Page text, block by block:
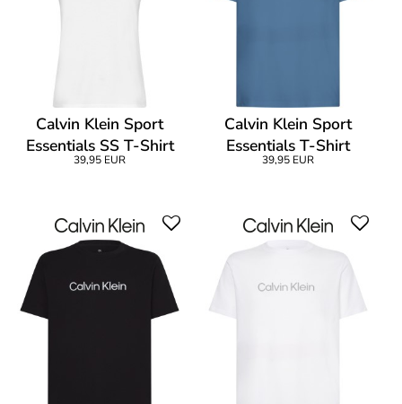
Calvin Klein Sport
Essentials SS T-Shirt
39,95 EUR
Calvin Klein Sport
Essentials T-Shirt
39,95 EUR